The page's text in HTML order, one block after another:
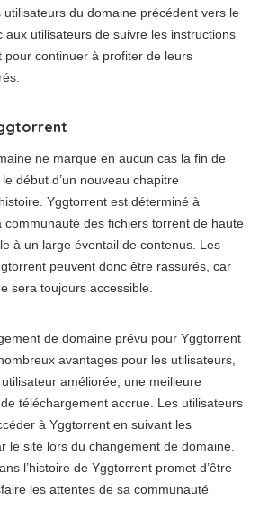
du domaine précédent vers le
aux utilisateurs de suivre les instructions
pour continuer à profiter de leurs
ne marque en aucun cas la fin de
début d’un nouveau chapitre
Yggtorrent est déterminé à
des fichiers torrent de haute
à un large éventail de contenus. Les
peuvent donc être rassurés, car
sera toujours accessible.
de domaine prévu pour Yggtorrent
avantages pour les utilisateurs,
améliorée, une meilleure
téléchargement accrue. Les utilisateurs
à Yggtorrent en suivant les
le site lors du changement de domaine.
l’histoire de Yggtorrent promet d’être
les attentes de sa communauté